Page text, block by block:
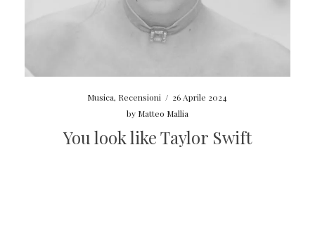
Musica, Recensioni / 26 Aprile 2024
by Matteo Mallia
You look like Taylor Swift